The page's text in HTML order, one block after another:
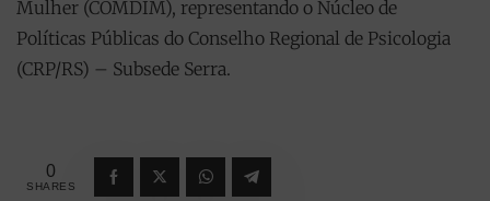
Mulher (COMDIM), representando o Núcleo de
Políticas Públicas do Conselho Regional de Psicologia
(CRP/RS) – Subsede Serra.
0
SHARES